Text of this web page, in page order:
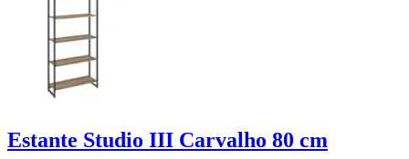
Estante Studio III Carvalho 80 cm